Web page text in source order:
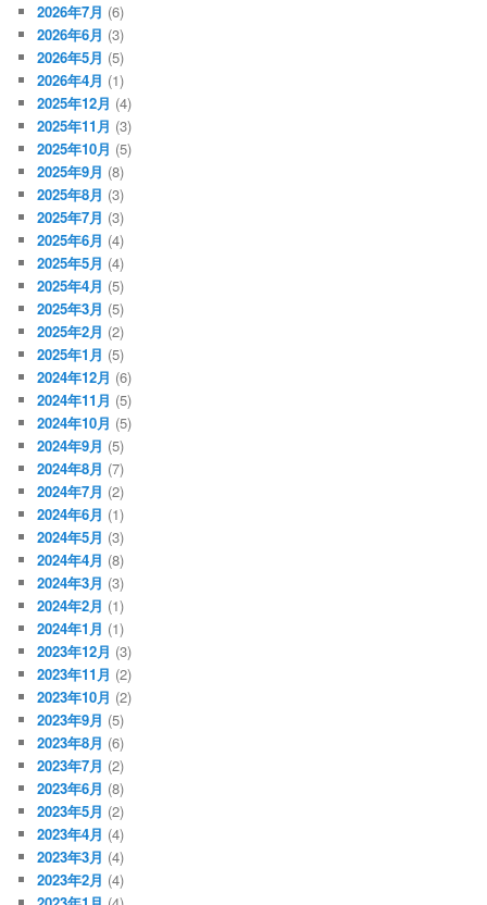
2026年7月 (6)
2026年6月 (3)
2026年5月 (5)
2026年4月 (1)
2025年12月 (4)
2025年11月 (3)
2025年10月 (5)
2025年9月 (8)
2025年8月 (3)
2025年7月 (3)
2025年6月 (4)
2025年5月 (4)
2025年4月 (5)
2025年3月 (5)
2025年2月 (2)
2025年1月 (5)
2024年12月 (6)
2024年11月 (5)
2024年10月 (5)
2024年9月 (5)
2024年8月 (7)
2024年7月 (2)
2024年6月 (1)
2024年5月 (3)
2024年4月 (8)
2024年3月 (3)
2024年2月 (1)
2024年1月 (1)
2023年12月 (3)
2023年11月 (2)
2023年10月 (2)
2023年9月 (5)
2023年8月 (6)
2023年7月 (2)
2023年6月 (8)
2023年5月 (2)
2023年4月 (4)
2023年3月 (4)
2023年2月 (4)